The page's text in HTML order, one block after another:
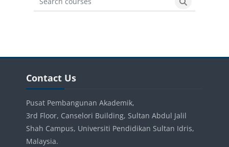
Search courses
Search
Blocks
Contact Us
Pusat Pembangunan Akademik,
3rd Floor, Canselori Building, Sultan Abdul Jalil
Shah Campus, Universiti Pendidikan Sultan Idris,
Malaysia.